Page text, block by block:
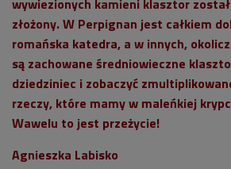
wywiezionych kamieni klasztor
złożony. W Perpignan jest całkiem
romańska katedra, a w innych,
są zachowane średniowieczne
dziedziniec i zobaczyć
rzeczy, które mamy w maleńkiej
Wawelu to jest przeżycie!
Agnieszka Labisko